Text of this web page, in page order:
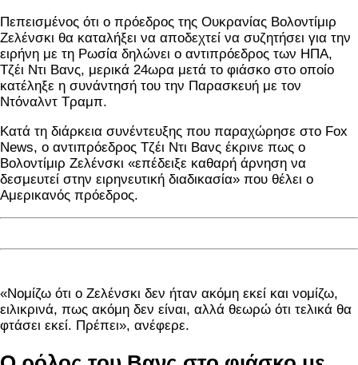
Πεπεισμένος ότι ο πρόεδρος της Ουκρανίας Βολοντίμιρ
Ζελένσκι θα καταλήξει να αποδεχτεί να συζητήσει για την
ειρήνη με τη Ρωσία δηλώνει ο αντιπρόεδρος των ΗΠΑ,
Τζέι Ντι Βανς, μερικά 24ωρα μετά το φιάσκο στο οποίο
κατέληξε η συνάντησή του την Παρασκευή με τον
Ντόναλντ Τραμπ.
Κατά τη διάρκεια συνέντευξης που παραχώρησε στο Fox
News, ο αντιπρόεδρος Τζέι Ντι Βανς έκρινε πως ο
Βολοντίμιρ Ζελένσκι «επέδειξε καθαρή άρνηση να
δεσμευτεί στην ειρηνευτική διαδικασία» που θέλει ο
Αμερικανός πρόεδρος.
«Νομίζω ότι ο Ζελένσκι δεν ήταν ακόμη εκεί και νομίζω,
ειλικρινά, πως ακόμη δεν είναι, αλλά θεωρώ ότι τελικά θα
φτάσει εκεί. Πρέπει», ανέφερε.